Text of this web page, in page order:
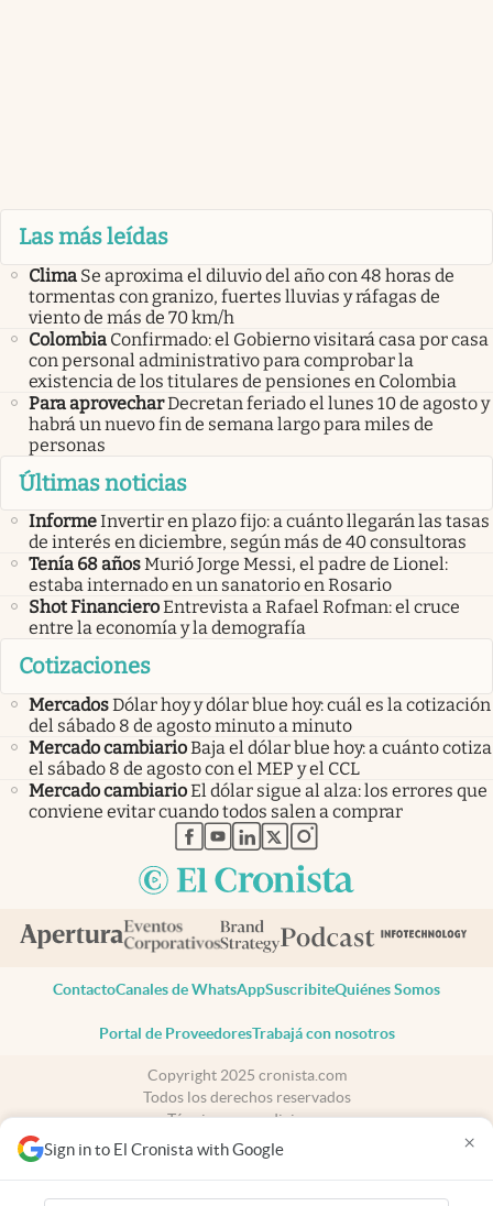
Sign in to El Cronista with Google ×
Las más leídas
Clima Se aproxima el diluvio del año con 48 horas de
tormentas con granizo, fuertes lluvias y ráfagas de
viento de más de 70 km/h
Colombia Confirmado: el Gobierno visitará casa por casa
con personal administrativo para comprobar la
existencia de los titulares de pensiones en Colombia
Para aprovecharDecretan feriado el lunes 10 de agosto y
habrá un nuevo fin de semana largo para miles de
personas
Últimas noticias
InformeInvertir en plazo fijo: a cuánto llegarán las tasas
de interés en diciembre, según más de 40 consultoras
Tenía 68 añosMurió Jorge Messi, el padre de Lionel:
estaba internado en un sanatorio en Rosario
Shot FinancieroEntrevista a Rafael Rofman: el cruce
entre la economía y la demografía
Cotizaciones
MercadosDólar hoy y dólar blue hoy: cuál es la cotización
del sábado 8 de agosto minuto a minuto
Mercado cambiarioBaja el dólar blue hoy: a cuánto cotiza
el sábado 8 de agosto con el MEP y el CCL
Mercado cambiarioEl dólar sigue al alza: los errores que
conviene evitar cuando todos salen a comprar
abre en nueva pestaña
abre en nueva pestaña
abre en nueva pestaña
abre en nueva pestaña
abre en nueva pestaña
ContactoCanales de WhatsAppSuscribiteQuiénes Somos
Portal de ProveedoresTrabajá con nosotros
Copyright 2025 cronista.com
Todos los derechos reservados
Términos y condiciones
Privacidad
Consentimiento